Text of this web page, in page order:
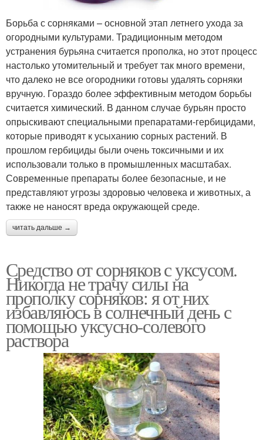
Борьба с сорняками – основной этап летнего ухода за
огородными культурами. Традиционным методом
устранения бурьяна считается прополка, но этот процесс
настолько утомительный и требует так много времени,
что далеко не все огородники готовы удалять сорняки
вручную. Гораздо более эффективным методом борьбы
считается химический. В данном случае бурьян просто
опрыскивают специальными препаратами-гербицидами,
которые приводят к усыханию сорных растений. В
прошлом гербициды были очень токсичными и их
использовали только в промышленных масштабах.
Современные препараты более безопасные, и не
представляют угрозы здоровью человека и животных, а
также не наносят вреда окружающей среде.
читать дальше →
Средство от сорняков с уксусом.
Никогда не трачу силы на
прополку сорняков: я от них
избавляюсь в солнечный день с
помощью уксусно-солевого
раствора